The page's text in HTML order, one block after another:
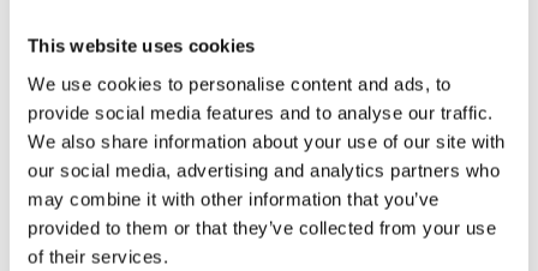
This website uses cookies
We use cookies to personalise content and ads, to
provide social media features and to analyse our traffic.
We also share information about your use of our site with
our social media, advertising and analytics partners who
may combine it with other information that you’ve
provided to them or that they’ve collected from your use
of their services.
Dukklämmor i
rostfritt stål, fyr-
pack
Stl. 7,8x5x1,2 cm,
Bordduksklämmor
i rostfritt stål, 4st
klämmor per förp.
Passar till
39KR